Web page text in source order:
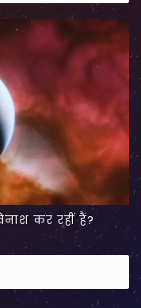
कर रहीं हैं?